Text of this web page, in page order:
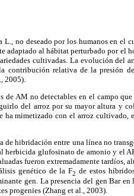
no deseado por los humanos en el
adaptado al hábitat perturbado por el
cultivadas. La evolución del
contribución relativa de la presión
2005).
AM no detectables en el campo
del arroz por su mayor altura y
ha mimetizado con el arroz cultivado,
de hibridación entre una línea no
herbicida glufosinato de amonio y el
fueron extremadamente tardíos,
genético de la F2 de estos
gen. La presencia del gen Bar
progenies (Zhang et al., 2003).